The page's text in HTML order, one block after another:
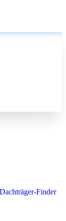
Dachträger-Finder